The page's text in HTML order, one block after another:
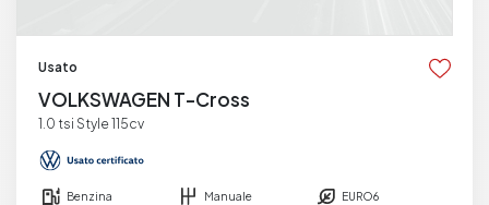
Usato
VOLKSWAGEN T-Cross
1.0 tsi Style 115cv
Benzina Manuale EURO6